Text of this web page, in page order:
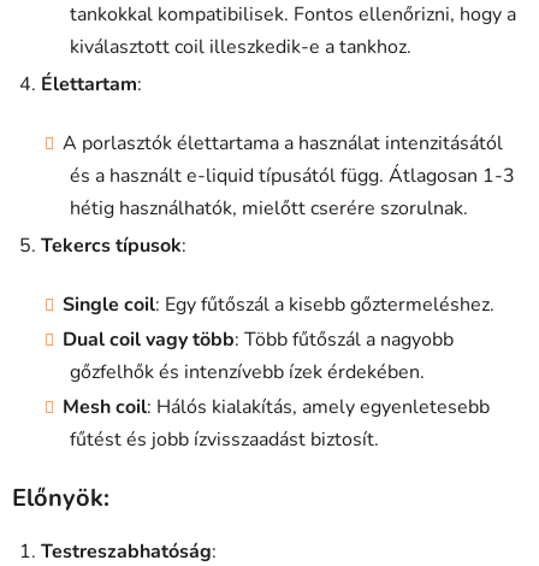
tankokkal kompatibilisek. Fontos ellenőrizni, hogy a
kiválasztott coil illeszkedik-e a tankhoz.
Élettartam:
A porlasztók élettartama a használat intenzitásától
és a használt e-liquid típusától függ. Átlagosan 1-3
hétig használhatók, mielőtt cserére szorulnak.
Tekercs típusok:
Single coil: Egy fűtőszál a kisebb gőztermeléshez.
Dual coil vagy több: Több fűtőszál a nagyobb
gőzfelhők és intenzívebb ízek érdekében.
Mesh coil: Hálós kialakítás, amely egyenletesebb
fűtést és jobb ízvisszaadást biztosít.
Előnyök:
Testreszabhatóság: